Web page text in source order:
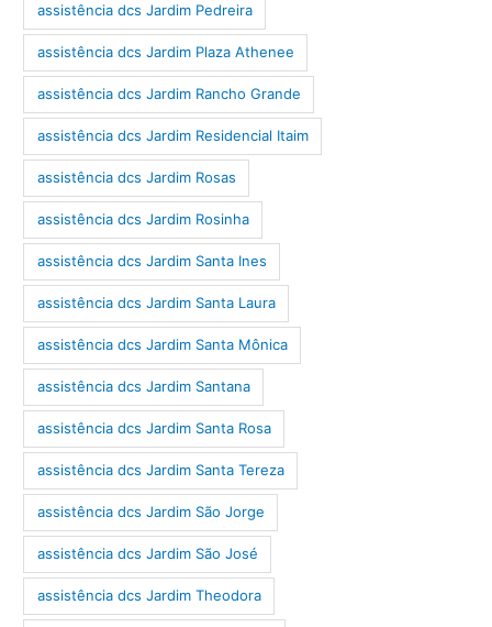
assistência dcs Jardim Pedreira
assistência dcs Jardim Plaza Athenee
assistência dcs Jardim Rancho Grande
assistência dcs Jardim Residencial Itaim
assistência dcs Jardim Rosas
assistência dcs Jardim Rosinha
assistência dcs Jardim Santa Ines
assistência dcs Jardim Santa Laura
assistência dcs Jardim Santa Mônica
assistência dcs Jardim Santana
assistência dcs Jardim Santa Rosa
assistência dcs Jardim Santa Tereza
assistência dcs Jardim São Jorge
assistência dcs Jardim São José
assistência dcs Jardim Theodora